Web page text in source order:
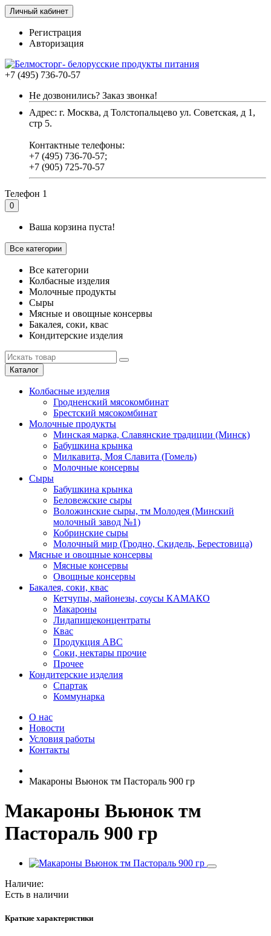
Личный кабинет
Регистрация
Авторизация
+7 (495) 736-70-57
Не дозвонились? Заказ звонка!
Адрес: г. Москва, д Толстопальцево ул. Советская, д 1,
стр 5.
Контактные телефоны:
+7 (495) 736-70-57;
+7 (905) 725-70-57
Телефон 1
0
Ваша корзина пуста!
Все категории
Все категории
Колбасные изделия
Молочные продукты
Сыры
Мясные и овощные консервы
Бакалея, соки, квас
Кондитерские изделия
Каталог
Колбасные изделия
Гродненский мясокомбинат
Брестский мясокомбинат
Молочные продукты
Минская марка, Славянские традиции (Минск)
Бабушкина крынка
Милкавита, Моя Славита (Гомель)
Молочные консервы
Сыры
Бабушкина крынка
Беловежские сыры
Воложинские сыры, тм Молодея (Минский
молочный завод №1)
Кобринские сыры
Молочный мир (Гродно, Скидель, Берестовица)
Мясные и овощные консервы
Мясные консервы
Овощные консервы
Бакалея, соки, квас
Кетчупы, майонезы, соусы КАМАКО
Макароны
Лидапищеконцентраты
Квас
Продукция АВС
Соки, нектары прочие
Прочее
Кондитерские изделия
Спартак
Коммунарка
О нас
Новости
Условия работы
Контакты
Макароны Вьюнок тм Пастораль 900 гр
Макароны Вьюнок тм
Пастораль 900 гр
Наличие:
Есть в наличии
Краткие характеристики